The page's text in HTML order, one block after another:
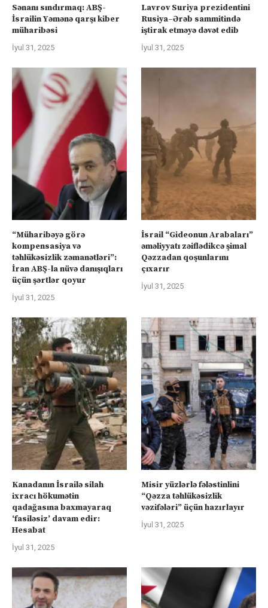
Sənanı sındırmaq: ABŞ-
İsrailin Yəmənə qarşı kiber
müharibəsi
İyul 31, 2025
Lavrov Suriya prezidentini
Rusiya–Ərəb sammitində
iştirak etməyə dəvət edib
İyul 31, 2025
“Müharibəyə görə
kompensasiya və
təhlükəsizlik zəmanətləri”:
İran ABŞ-la nüvə danışıqları
üçün şərtlər qoyur
İyul 31, 2025
İsrail “Gideonun Arabaları”
əməliyyatı zəiflədikcə şimal
Qəzzadan qoşunlarını
çıxarır
İyul 31, 2025
Kanadanın İsrailə silah
ixracı hökumətin
qadağasına baxmayaraq
‘fasiləsiz’ davam edir:
Hesabat
İyul 31, 2025
Misir yüzlərlə fələstinlini
“Qəzza təhlükəsizlik
vəzifələri” üçün hazırlayır
İyul 31, 2025